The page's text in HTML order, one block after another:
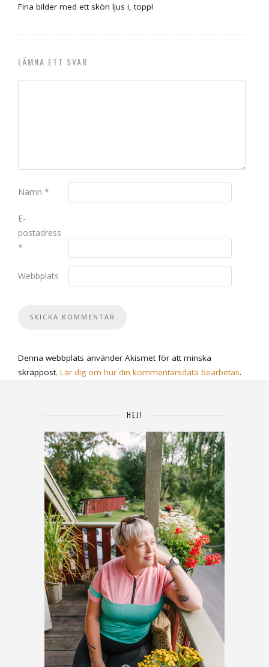
Fina bilder med ett skön ljus i, topp!
LÄMNA ETT SVAR
Namn *
E-
postadress
*
Webbplats
Denna webbplats använder Akismet för att minska
skräppost. Lär dig om hur din kommentarsdata bearbetas.
HEJ!